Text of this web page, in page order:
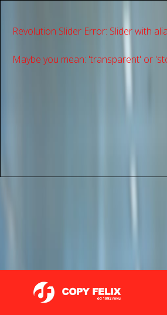
Revolution Slider Error: Slider with
Maybe you mean: 'transparent' or